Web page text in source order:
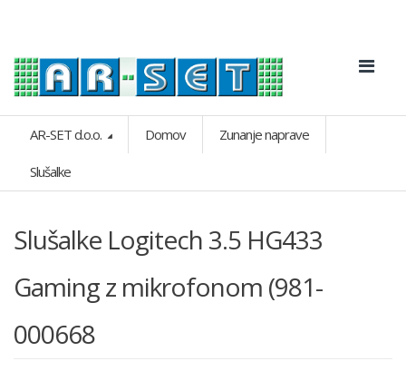
AR-SET d.o.o. Domov Zunanje naprave
Slušalke
Slušalke Logitech 3.5 HG433
Gaming z mikrofonom (981-
000668